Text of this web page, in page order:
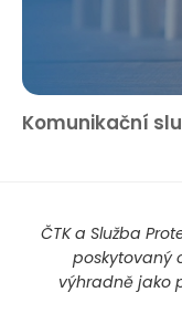
Komunikační
ČTK a Služba
poskytovaný
výhradně jako